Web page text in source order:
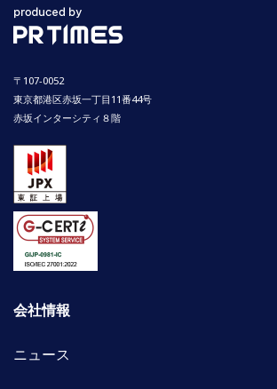
〒107-0052
東京都港区赤坂一丁目11番44号
赤坂インターシティ８階
会社情報
ニュース